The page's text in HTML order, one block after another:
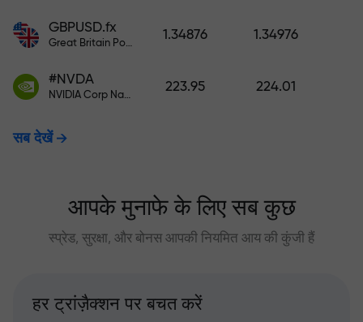
GBPUSD.fx
Great Britain Pound vs US Dollar
1.34876 1.34976
#NVDA
NVIDIA Corp Nasdaq Stock Exchange (Nasdaq) USD
223.95 224.01
सब देखें
आपके मुनाफे के लिए सब कुछ
स्प्रेड, सुरक्षा, और बोनस आपकी नियमित आय की कुंजी हैं
हर ट्रांज़ैक्शन पर बचत करें